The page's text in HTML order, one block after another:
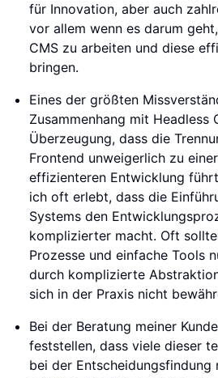
für Innovation, aber auch
vor allem wenn es darum
CMS zu arbeiten und diese
bringen.
Eines der größten
Zusammenhang mit Headless
Überzeugung, dass die
Frontend unweigerlich zu
effizienteren Entwicklung
ich oft erlebt, dass die
Systems den
komplizierter macht. Oft
Prozesse und einfache Tools
durch komplizierte
sich in der Praxis nicht
Bei der Beratung meiner
feststellen, dass viele dieser
bei der Entscheidungsfindung